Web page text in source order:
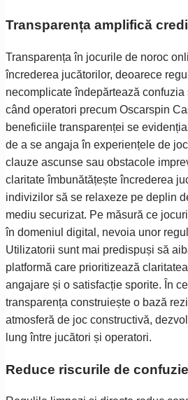
Transparența amplifică
Transparența în jocurile de noroc
încrederea jucătorilor, deoarece
necomplicate îndepărtează
când operatori precum Oscarspin
beneficiile transparenței se
de a se angaja în experiențele de
clauze ascunse sau obstacole
claritate îmbunătățește încrederea
indivizilor să se relaxeze pe deplin
mediu securizat. Pe măsură ce
în domeniul digital, nevoia unor
Utilizatorii sunt mai predispuși să
platformă care prioritizează
angajare și o satisfacție sporite. În
transparența construiește o bază
atmosferă de joc constructivă,
lung între jucători și operatori.
Reduce riscurile de confuzie